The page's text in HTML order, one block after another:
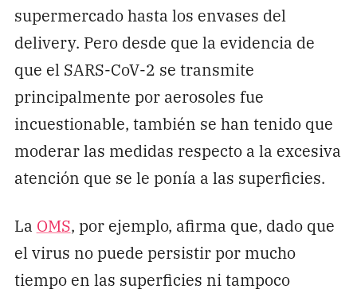
supermercado hasta los envases del
delivery. Pero desde que la evidencia de
que el SARS-CoV-2 se transmite
principalmente por aerosoles fue
incuestionable, también se han tenido que
moderar las medidas respecto a la excesiva
atención que se le ponía a las superficies.
La OMS, por ejemplo, afirma que, dado que
el virus no puede persistir por mucho
tiempo en las superficies ni tampoco